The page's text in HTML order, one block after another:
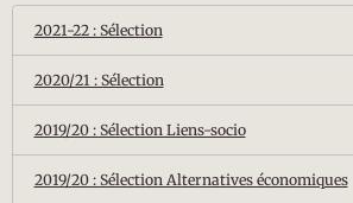
2021-22 : Sélection
2020/21 : Sélection
2019/20 : Sélection Liens-socio
2019/20 : Sélection Alternatives économiques